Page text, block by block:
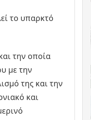
το υπαρκτό
την οποία
με την
της και την
και